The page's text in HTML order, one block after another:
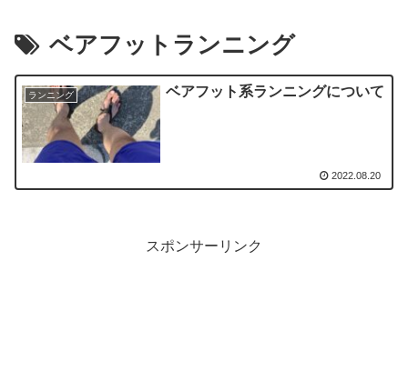
ベアフットランニング
ランニング ベアフット系ランニングについて
2022.08.20
スポンサーリンク